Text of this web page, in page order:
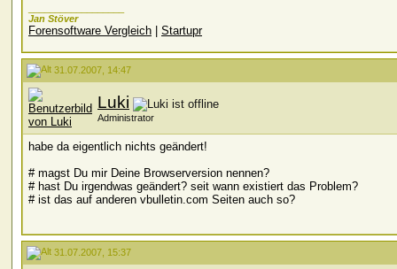
Jan Stöver
Forensoftware Vergleich Startupr
31.07.2007, 14:47
Luki
Administrator
habe da eigentlich nichts geändert!
# magst Du mir Deine Browserversion nennen?
# hast Du irgendwas geändert? seit wann existiert das Problem?
# ist das auf anderen vbulletin.com Seiten auch so?
31.07.2007, 15:37